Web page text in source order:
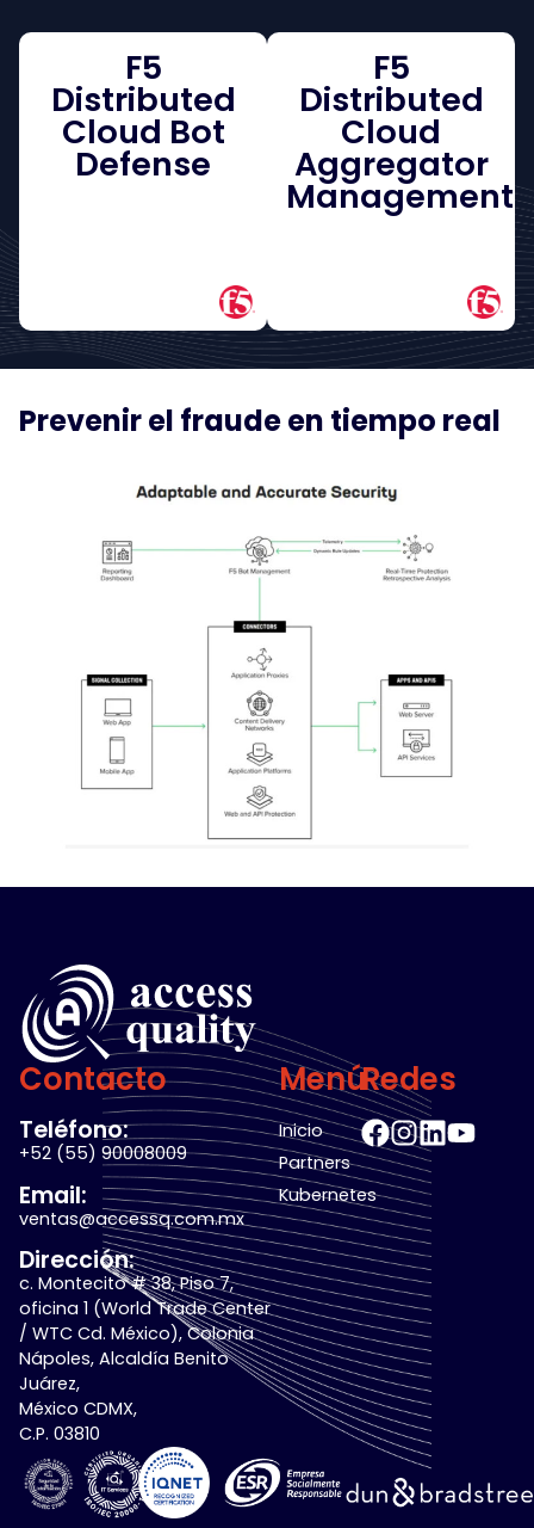
F5
Distributed
Cloud Bot
Defense
F5
Distributed
Cloud
Aggregator
Management
Prevenir el fraude en tiempo real
Contacto
Teléfono:
+52 (55) 90008009
Email:
ventas@accessq.com.mx
Dirección:
c. Montecito # 38, Piso 7,
oficina 1 (World Trade Center
/ WTC Cd. México), Colonia
Nápoles, Alcaldía Benito
Juárez,
México CDMX,
C.P. 03810
Menú
Inicio
Partners
Kubernetes
Redes